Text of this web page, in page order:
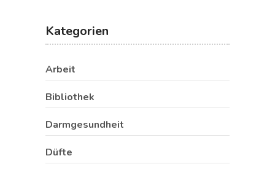
Kategorien
Arbeit
Bibliothek
Darmgesundheit
Düfte